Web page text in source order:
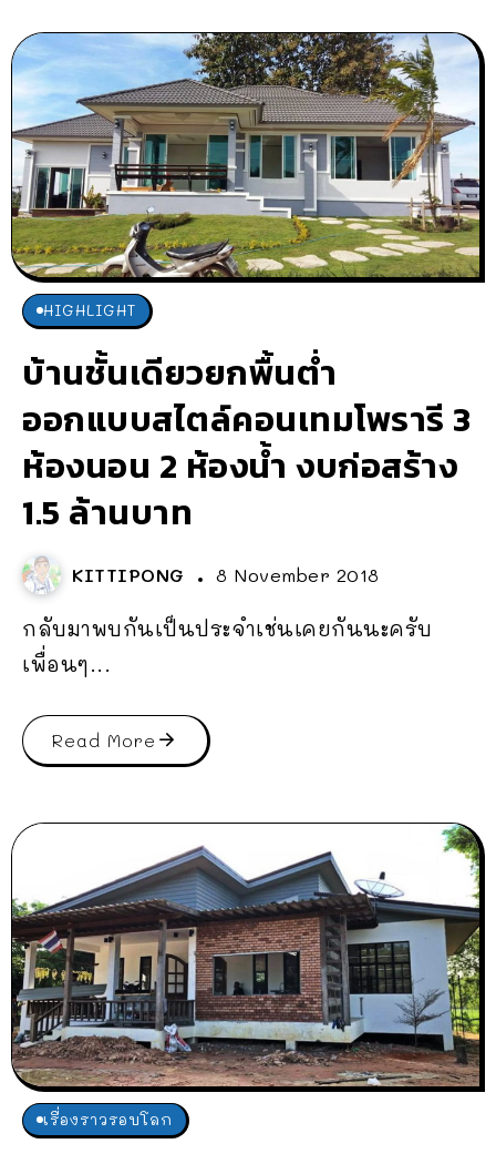
HIGHLIGHT
บ้านชั้นเดียวยกพื้นต่ำ
ออกแบบสไตล์คอนเทมโพรารี 3
ห้องนอน 2 ห้องน้ำ งบก่อสร้าง
1.5 ล้านบาท
KITTIPONG 8 November 2018
กลับมาพบกันเป็นประจำเช่นเคยกันนะครับ
เพื่อนๆ...
Read More
เรื่องราวรอบโลก